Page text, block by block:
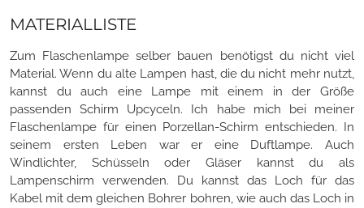
MATERIALLISTE
Zum Flaschenlampe selber bauen benötigst du nicht viel
Material. Wenn du alte Lampen hast, die du nicht mehr nutzt,
kannst du auch eine Lampe mit einem in der Größe
passenden Schirm Upcyceln. Ich habe mich bei meiner
Flaschenlampe für einen Porzellan-Schirm entschieden. In
seinem ersten Leben war er eine Duftlampe. Auch
Windlichter, Schüsseln oder Gläser kannst du als
Lampenschirm verwenden. Du kannst das Loch für das
Kabel mit dem gleichen Bohrer bohren, wie auch das Loch in